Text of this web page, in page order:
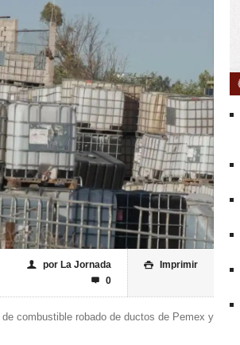
 Imprimir
👤 por La Jornada
 0
combustible robado de ductos de Pemex y